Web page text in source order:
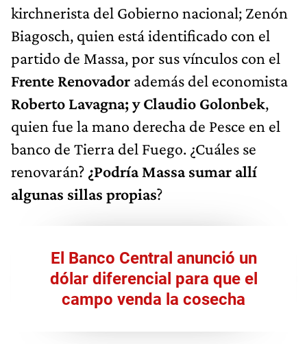
kirchnerista del Gobierno nacional; Zenón
Biagosch, quien está identificado con el
partido de Massa, por sus vínculos con el
Frente Renovador además del economista
Roberto Lavagna; y Claudio Golonbek,
quien fue la mano derecha de Pesce en el
banco de Tierra del Fuego. ¿Cuáles se
renovarán? ¿Podría Massa sumar allí
algunas sillas propias?
El Banco Central anunció un
dólar diferencial para que el
campo venda la cosecha